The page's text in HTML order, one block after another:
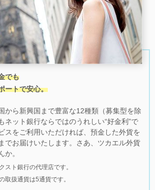
でも
ートで安心。
から新興国まで豊富な12種類（募集型を除
ネット銀行ならではのうれしい“好金利”で
スをご利用いただければ、預金した外貨を
でお届けいたします。さあ、ツカエル外貨
か。
スト銀行の代理店です。
取扱通貨は5通貨です。